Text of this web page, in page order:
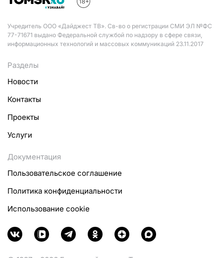
Учредитель ООО «Дайджест ТВ». Св-во о регистрации СМИ ЭЛ №ФС
77-71671 выдано Федеральной службой по надзору в сфере связи,
информационных технологий и массовых коммуникаций 23.11.2017
Разделы
Новости
Контакты
Проекты
Услуги
Документация
Пользовательское соглашение
Политика конфиденциальности
Использование cookie